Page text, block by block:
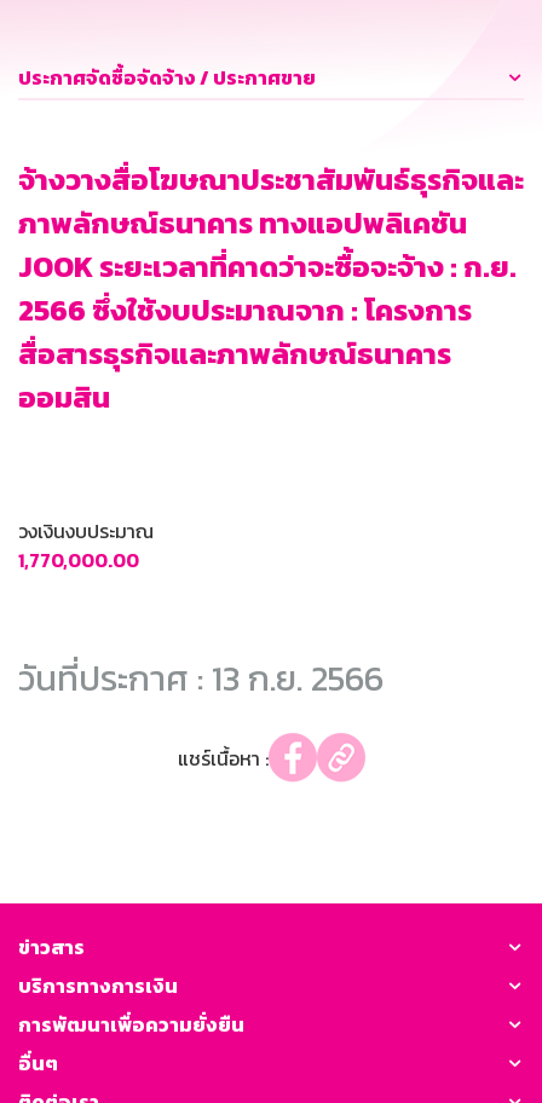
ประกาศจัดซื้อจัดจ้าง / ประกาศขาย
จ้างวางสื่อโฆษณาประชาสัมพันธ์ธุรกิจและ
ภาพลักษณ์ธนาคาร ทางแอปพลิเคชัน
JOOK ระยะเวลาที่คาดว่าจะซื้อจะจ้าง : ก.ย.
2566 ซึ่งใช้งบประมาณจาก : โครงการ
สื่อสารธุรกิจและภาพลักษณ์ธนาคาร
ออมสิน
วงเงินงบประมาณ
1,770,000.00
วันที่ประกาศ : 13 ก.ย. 2566
แชร์เนื้อหา :
ข่าวสาร
บริการทางการเงิน
การพัฒนาเพื่อความยั่งยืน
อื่นๆ